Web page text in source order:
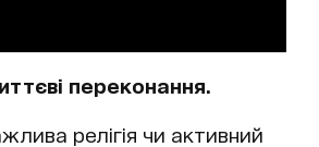
переконання.
релігія чи активний